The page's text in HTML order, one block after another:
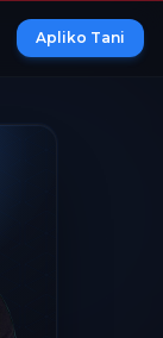
Apliko Tani